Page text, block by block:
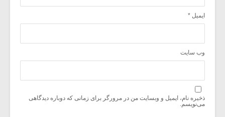
ایمیل *
وب‌ سایت
ذخیره نام، ایمیل و وبسایت من در مرورگر برای زمانی که دوباره دیدگاهی
می‌نویسم.